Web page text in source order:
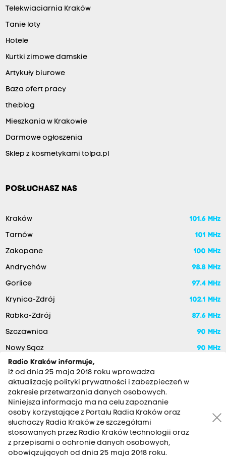
Telekwiaciarnia Kraków
Tanie loty
Hotele
Kurtki zimowe damskie
Artykuły biurowe
Baza ofert pracy
the:blog
Mieszkania w Krakowie
Darmowe ogłoszenia
Sklep z kosmetykami tolpa.pl
POSŁUCHASZ NAS
Kraków 101.6 MHz
Tarnów 101 MHz
Zakopane 100 MHz
Andrychów 98.8 MHz
Gorlice 97.4 MHz
Krynica-Zdrój 102.1 MHz
Rabka-Zdrój 87.6 MHz
Szczawnica 90 MHz
Nowy Sącz 90 MHz
RADIO KRAKÓW SA. Aleja Juliusza Słowackiego 22, 30-007
Kraków
Radio Kraków informuje,
iż od dnia 25 maja 2018 roku wprowadza
aktualizację polityki prywatności i zabezpieczeń w
zakresie przetwarzania danych osobowych.
Niniejsza informacja ma na celu zapoznanie
osoby korzystające z Portalu Radia Kraków oraz
słuchaczy Radia Kraków ze szczegółami
stosowanych przez Radio Kraków technologii oraz
z przepisami o ochronie danych osobowych,
obowiązujących od dnia 25 maja 2018 roku.